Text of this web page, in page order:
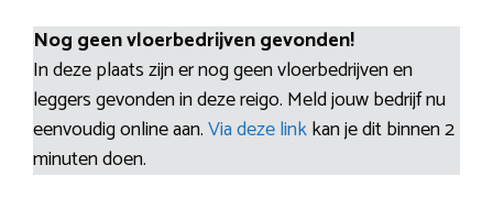
Nog geen vloerbedrijven gevonden!
In deze plaats zijn er nog geen vloerbedrijven en
leggers gevonden in deze reigo. Meld jouw bedrijf nu
eenvoudig online aan.Via deze linkkan je dit binnen 2
minuten doen.